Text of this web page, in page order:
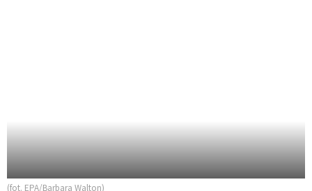
(fot. EPA/Barbara Walton)